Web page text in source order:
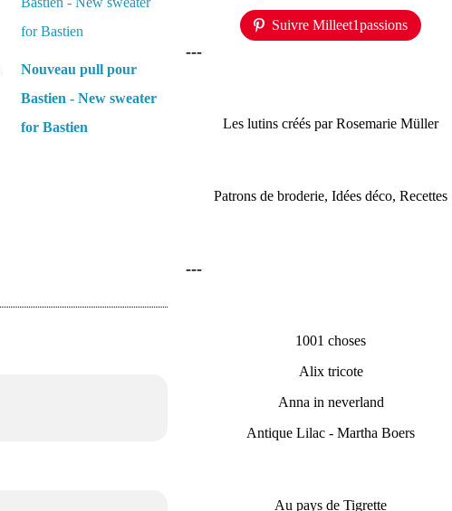
Nouveau pull pour
Bastien - New sweater
for Bastien
Suivre Milleet1passions
---
Les lutins créés par Rosemarie Müller
Patrons de broderie, Idées déco, Recettes
---
1001 choses
Alix tricote
Anna in neverland
Antique Lilac - Martha Boers
Au pays de Tigrette